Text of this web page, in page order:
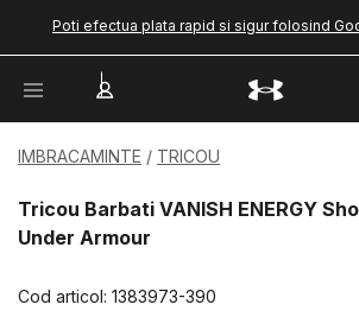
Poti efectua plata rapid si sigur folosind
IMBRACAMINTE TRICOU
Tricou Barbati VANISH ENERGY
Under Armour
Cod articol: 1383973-390